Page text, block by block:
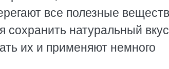
все полезные
натуральный вкус
их и применяют немного